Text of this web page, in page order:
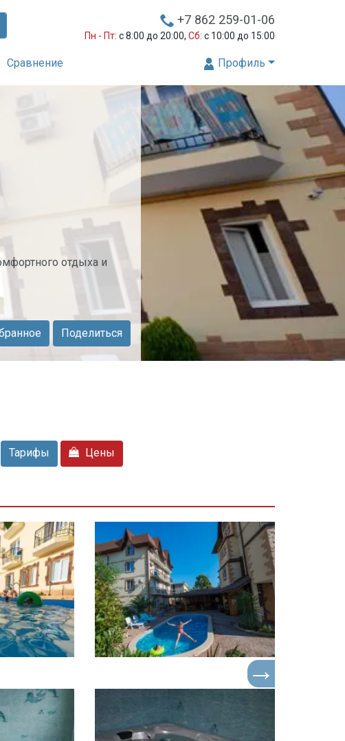
+7 862 259-01-06
Пн - Пт: с 8:00 до 20:00, Сб: с 10:00 до 15:00
Сравнение Профиль
отдыха и
Поделиться
Тарифы Цены